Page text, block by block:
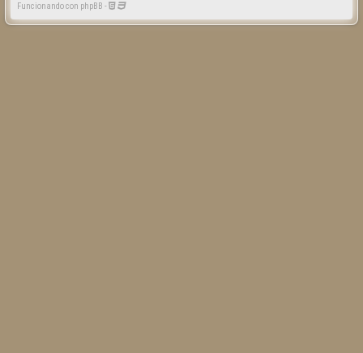
Funcionando con phpBB -